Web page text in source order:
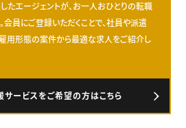
たエージェントが、お一人おひとりの転職
会員にご登録いただくことで、社員や派遣
用形態の案件から最適な求人をご紹介し
ービスをご希望の方はこちら